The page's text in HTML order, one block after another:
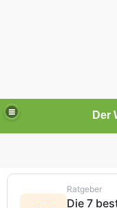
Ratgeber
Die 7